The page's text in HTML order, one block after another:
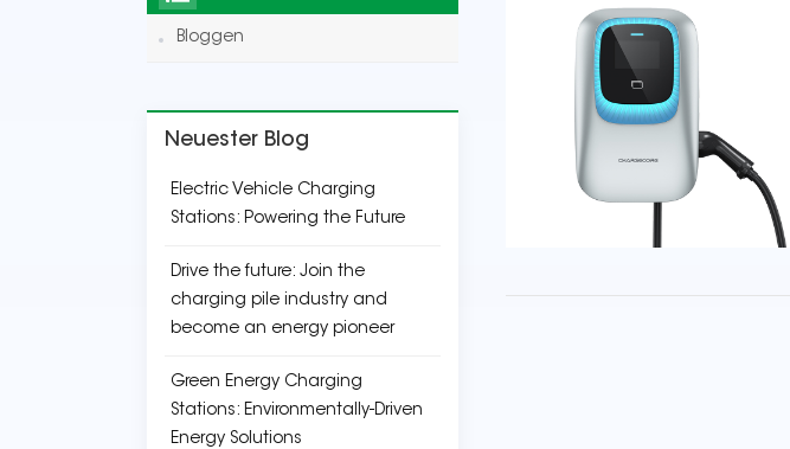
Bloggen
Neuester Blog
Electric Vehicle Charging
Stations: Powering the Future
Drive the future: Join the
charging pile industry and
become an energy pioneer
Green Energy Charging
Stations: Environmentally-Driven
Energy Solutions